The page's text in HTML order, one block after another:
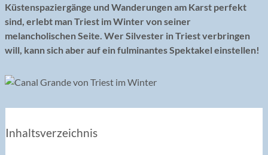
Küstenspaziergänge und Wanderungen am Karst perfekt
sind, erlebt man Triest im Winter von seiner
melancholischen Seite. Wer Silvester in Triest verbringen
will, kann sich aber auf ein fulminantes Spektakel einstellen!
Inhaltsverzeichnis